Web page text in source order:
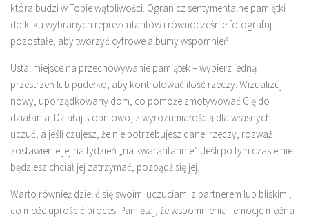
która budzi w Tobie wątpliwości. Ogranicz sentymentalne pamiątki
do kilku wybranych reprezentantów i równocześnie fotografuj
pozostałe, aby tworzyć cyfrowe albumy wspomnień.
Ustal miejsce na przechowywanie pamiątek – wybierz jedną
przestrzeń lub pudełko, aby kontrolować ilość rzeczy. Wizualizuj
nowy, uporządkowany dom, co pomoże zmotywować Cię do
działania. Działaj stopniowo, z wyrozumiałością dla własnych
uczuć, a jeśli czujesz, że nie potrzebujesz danej rzeczy, rozważ
zostawienie jej na tydzień „na kwarantannie”. Jeśli po tym czasie nie
będziesz chciał jej zatrzymać, pozbądź się jej.
Warto również dzielić się swoimi uczuciami z partnerem lub bliskimi,
co może uprościć proces. Pamiętaj, że wspomnienia i emocje można